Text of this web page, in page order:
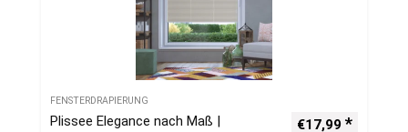
FENSTERDRAPIERUNG
Plissee Elegance nach Maß |
€17,99